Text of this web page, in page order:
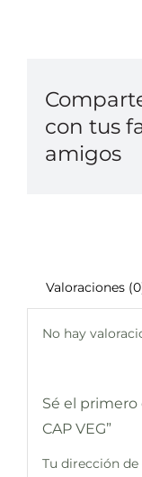
con tus
amigos
Valoraciones
No hay
Sé el primero
CAP VEG”
Tu dirección